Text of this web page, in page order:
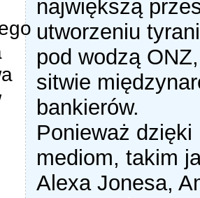
największą
utworzeniu
pod wodzą
sitwie
bankierów.
Ponieważ
mediom, takim
Alexa Jonesa,